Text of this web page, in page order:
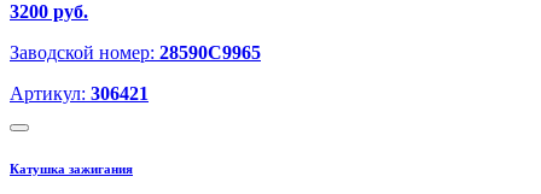
3200 руб.
Заводской номер: 28590C9965
Артикул: 306421
Катушка зажигания